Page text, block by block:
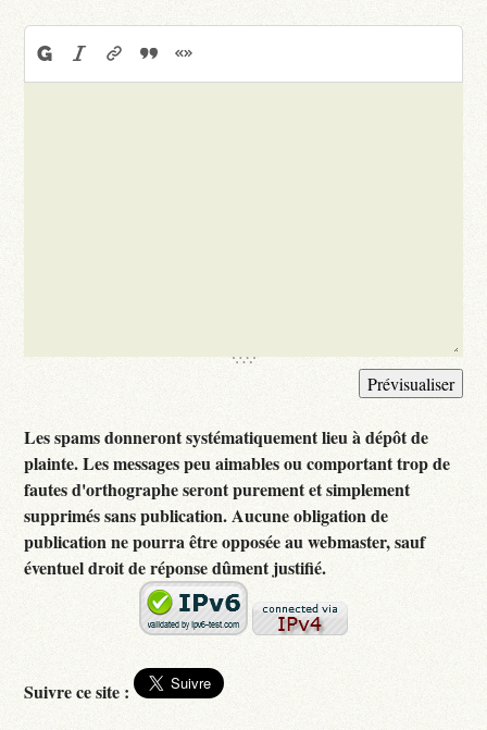
Les spams donneront systématiquement lieu à dépôt de
plainte. Les messages peu aimables ou comportant trop de
fautes d'orthographe seront purement et simplement
supprimés sans publication. Aucune obligation de
publication ne pourra être opposée au webmaster, sauf
éventuel droit de réponse dûment justifié.
Suivre ce site :